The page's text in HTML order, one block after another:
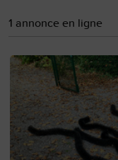
1 annonce en ligne